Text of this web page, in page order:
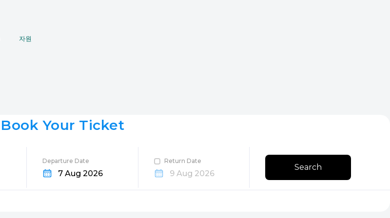
자원
Book Your Ticket
Departure Date
7 Aug 2026
Return Date
9 Aug 2026
Search